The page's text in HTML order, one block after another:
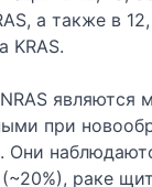
а также в 12,
KRAS.
являются
при
Они
раке